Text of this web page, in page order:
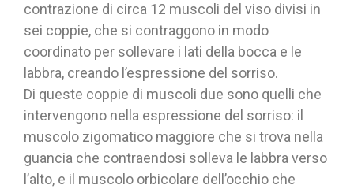
contrazione di circa 12 muscoli del viso divisi in
sei coppie, che si contraggono in modo
coordinato per sollevare i lati della bocca e le
labbra, creando l’espressione del sorriso.
Di queste coppie di muscoli due sono quelli che
intervengono nella espressione del sorriso: il
muscolo zigomatico maggiore che si trova nella
guancia che contraendosi solleva le labbra verso
l’alto, e il muscolo orbicolare dell’occhio che